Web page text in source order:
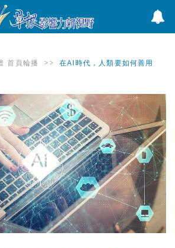
首頁輪播 >> 在AI時代，人類要如何善用